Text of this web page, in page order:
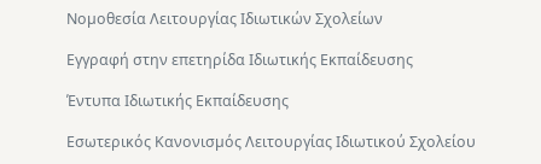
Νομοθεσία Λειτουργίας Ιδιωτικών Σχολείων
Εγγραφή στην επετηρίδα Ιδιωτικής Εκπαίδευσης
Έντυπα Ιδιωτικής Εκπαίδευσης
Εσωτερικός Κανονισμός Λειτουργίας Ιδιωτικού Σχολείου